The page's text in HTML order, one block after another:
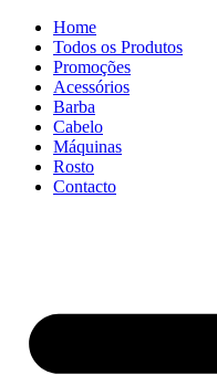
Home
Todos os Produtos
Promoções
Acessórios
Barba
Cabelo
Máquinas
Rosto
Contacto